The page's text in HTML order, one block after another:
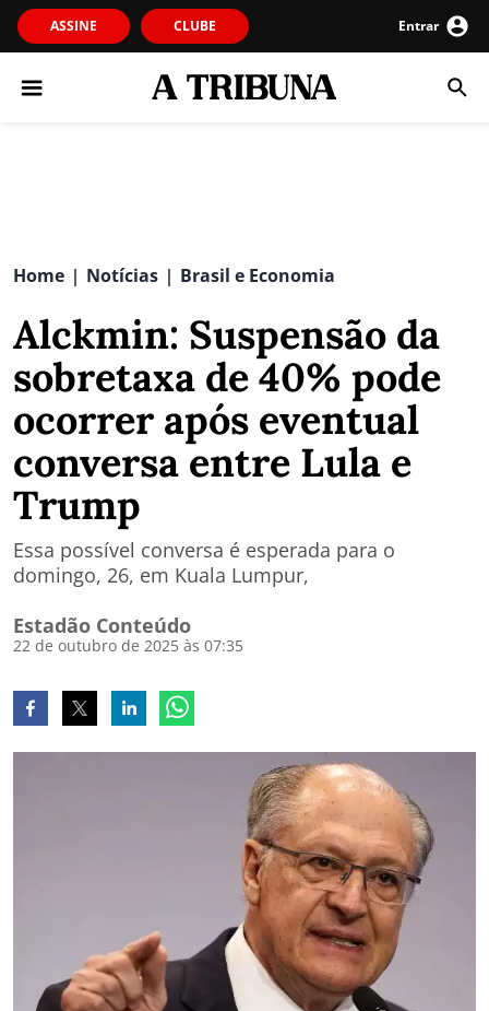
ASSINE CLUBE Entrar
Home | Notícias | Brasil e Economia
Alckmin: Suspensão da
sobretaxa de 40% pode
ocorrer após eventual
conversa entre Lula e
Trump
Essa possível conversa é esperada para o
domingo, 26, em Kuala Lumpur,
Estadão Conteúdo
22 de outubro de 2025 às 07:35